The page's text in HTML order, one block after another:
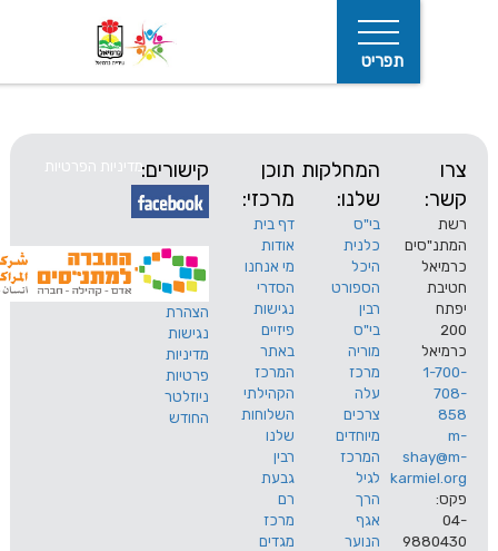
המחלקות
שלנו:
בי"ס
כלנית
היכל
הספורט
רבין
בי"ס
מוריה
מרכז
עלה
צרכים
מיוחדים
המרכז
לגיל
הרך
אגף
הנוער
תוכן
מרכזי:
דף בית
אודות
מי אנחנו
הסדרי
נגישות
פיזיים
באתר
המרכז
הקהילתי
השלוחות
שלנו
רבין
גבעת
רם
מרכז
מגדים
קישורים:
הצהרת
נגישות
מדיניות
פרטיות
ניוזלטר
החודש
מדיניות הפרטיות